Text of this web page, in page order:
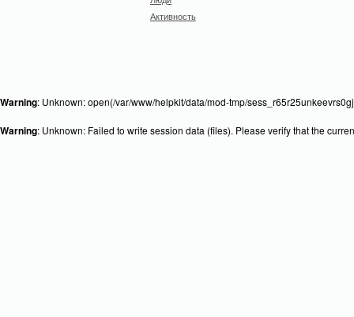
Активность
Warning: Unknown: open(/var/www/helpkit/data/mod-tmp/
Warning: Unknown: Failed to write session data (files). Please verify that the